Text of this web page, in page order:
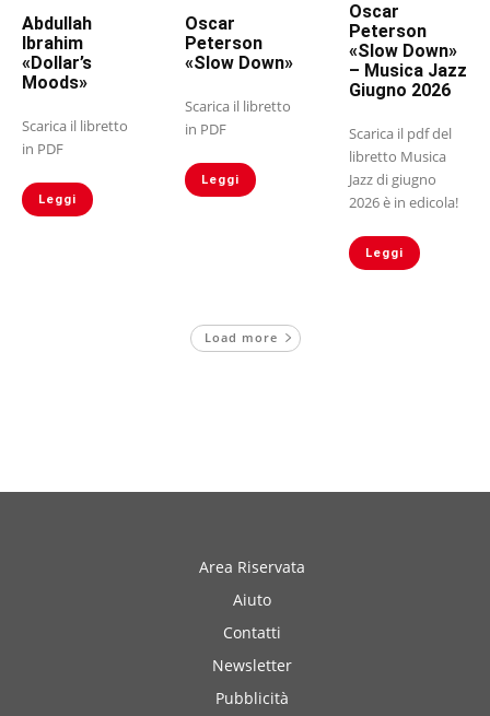
Abdullah
Ibrahim
«Dollar’s
Moods»
Scarica il libretto
in PDF
Leggi
Oscar
Peterson
«Slow Down»
Scarica il libretto
in PDF
Leggi
Oscar
Peterson
«Slow Down»
– Musica Jazz
Giugno 2026
Scarica il pdf del
libretto Musica
Jazz di giugno
2026 è in edicola!
Leggi
Load more
Area Riservata
Aiuto
Contatti
Newsletter
Pubblicità